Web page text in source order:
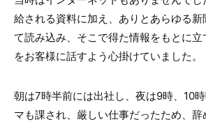
給される資料に加え、ありとあらゆる
て読み込み、そこで得た情報をもとに
をお客様に話すよう心掛けていました。
朝は7時半前には出社し、夜は9時、10
マも課され、厳しい仕事だったため、